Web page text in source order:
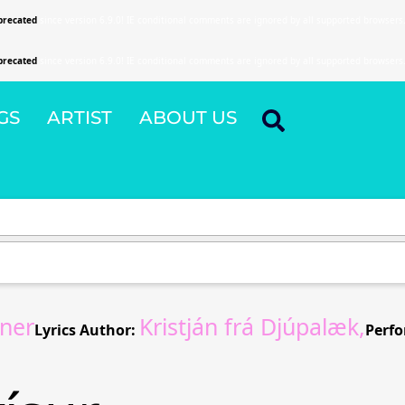
ARTIST ABOUT US
Lyrics Author: Kristján frá Djúpalæk,